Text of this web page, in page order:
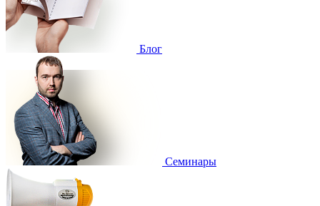
Блог
Cеминары